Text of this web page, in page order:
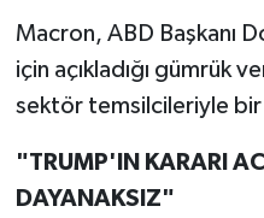
Macron, ABD Başkanı
için açıkladığı gümrük
sektör temsilcileriyle
"TRUMP'IN KARARI
DAYANAKSIZ"